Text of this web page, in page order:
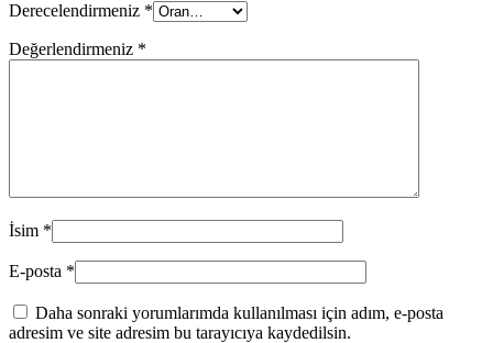
Derecelendirmeniz *
Değerlendirmeniz *
İsim *
E-posta *
Daha sonraki yorumlarımda kullanılması için adım, e-posta
adresim ve site adresim bu tarayıcıya kaydedilsin.